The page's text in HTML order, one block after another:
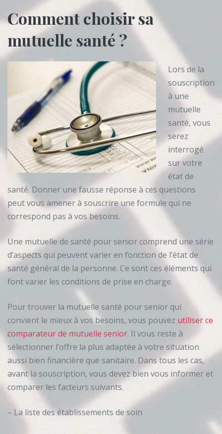
Comment choisir sa
mutuelle santé ?
Lors de la
souscription
à une
mutuelle
santé, vous
serez
interrogé
sur votre
état de
santé. Donner une fausse réponse à ces questions
peut vous amener à souscrire une formule qui ne
correspond pas à vos besoins.
Une mutuelle de santé pour senior comprend une série
d’aspects qui peuvent varier en fonction de l’état de
santé général de la personne. Ce sont ces éléments qui
font varier les conditions de prise en charge.
Pour trouver la mutuelle santé pour senior qui
convient le mieux à vos besoins, vous pouvez utiliser ce
comparateur de mutuelle senior. Il vous reste à
sélectionner l’offre la plus adaptée à votre situation
aussi bien financière que sanitaire. Dans tous les cas,
avant la souscription, vous devez bien vous informer et
comparer les facteurs suivants.
– La liste des établissements de soin